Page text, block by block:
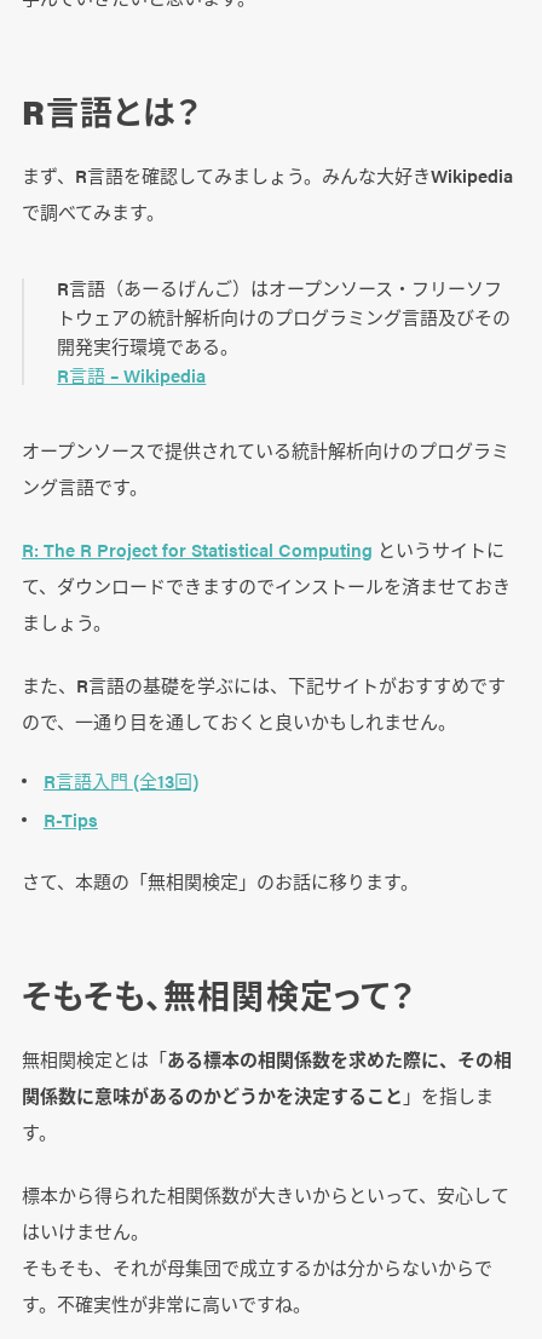
R言語とは？
まず、R言語を確認してみましょう。みんな大好きWikipedia
で調べてみます。
R言語（あーるげんご）はオープンソース・フリーソフ
トウェアの統計解析向けのプログラミング言語及びその
開発実行環境である。
R言語 – Wikipedia
オープンソースで提供されている統計解析向けのプログラミ
ング言語です。
R: The R Project for Statistical Computing というサイトに
て、ダウンロードできますのでインストールを済ませておき
ましょう。
また、R言語の基礎を学ぶには、下記サイトがおすすめです
ので、一通り目を通しておくと良いかもしれません。
R言語入門 (全13回)
R-Tips
さて、本題の「無相関検定」のお話に移ります。
そもそも、無相関検定って？
無相関検定とは「ある標本の相関係数を求めた際に、その相
関係数に意味があるのかどうかを決定すること 」を指しま
す。
標本から得られた相関係数が大きいからといって、安心して
はいけません。
そもそも、それが母集団で成立するかは分からないからで
す。不確実性が非常に高いですね。